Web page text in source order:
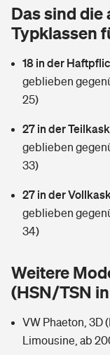
Tools
Wer versichert was:
Sie haben Fragen?
Glasversicherung
Zur Übersicht
Tools
Wer versichert was:
Sie haben Fragen?
Kinderinvalidität
Hundehalter-
Handyversicherung
Dread-Disease-
Zur Übersicht
Tools
Wer versichert
Sie haben Fragen?
Rentenrechner:
Das sind
Typklassen
18 in der
geblieben
25)
27 in der
geblieben
33)
27 in der
geblieben
34)
Weitere
(HSN/TSN
VW Phaeton, 3D
Limousine, ab